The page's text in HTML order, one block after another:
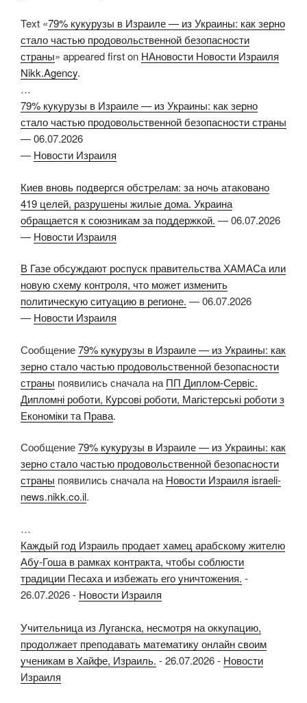
Text «79% кукурузы в Израиле — из Украины: как зерно
стало частью продовольственной безопасности
страны» appeared first on НАновости Новости Израиля
Nikk.Agency.
…
79% кукурузы в Израиле — из Украины: как зерно
стало частью продовольственной безопасности страны
—06.07.2026
— Новости Израиля
Киев вновь подвергся обстрелам: за ночь атаковано
419 целей, разрушены жилые дома. Украина
обращается к союзникам за поддержкой. —06.07.2026
— Новости Израиля
В Газе обсуждают роспуск правительства ХАМАСа или
новую схему контроля, что может изменить
политическую ситуацию в регионе. —06.07.2026
— Новости Израиля
Сообщение79% кукурузы в Израиле — из Украины: как
зерно стало частью продовольственной безопасности
страны появились сначала на ПП Диплом-Сервіс.
Дипломні роботи, Курсові роботи, Магістерські роботи з
Економіки та Права.
Сообщение79% кукурузы в Израиле — из Украины: как
зерно стало частью продовольственной безопасности
страны появились сначала наНовости Израиля israeli-
news.nikk.co.il.
…
Каждый год Израиль продает хамец арабскому жителю
Абу-Гоша в рамках контракта, чтобы соблюсти
традиции Песаха и избежать его уничтожения. -
26.07.2026- Новости Израиля
Учительница из Луганска, несмотря на оккупацию,
продолжает преподавать математику онлайн своим
ученикам в Хайфе, Израиль. -26.07.2026- Новости
Израиля